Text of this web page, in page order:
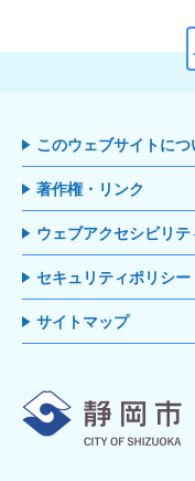
このウェブサイトにつ
著作権・リンク
ウェブアクセシビリテ
セキュリティポリシー
サイトマップ